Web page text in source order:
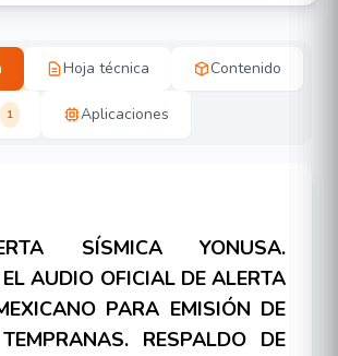
Hoja técnica Contenido
1 Aplicaciones
SÍSMICA YONUSA.
AUDIO OFICIAL DE ALERTA
PARA EMISIÓN DE
RESPALDO DE